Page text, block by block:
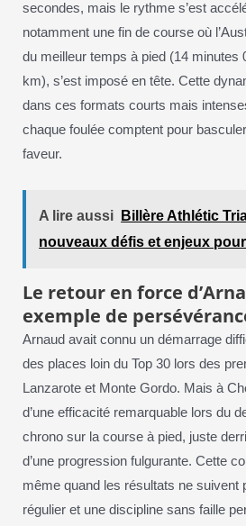
secondes, mais le rythme s’est
notamment une fin de course où
du meilleur temps à pied (14 minutes
km), s’est imposé en tête. Cette
dans ces formats courts mais
chaque foulée comptent pour
faveur.
A lire aussi
Billère Athlétic
nouveaux défis et enjeux
Le retour en force
exemple de
Arnaud avait connu un démarrage
des places loin du Top 30 lors des
Lanzarote et Monte Gordo. Mais à
d’une efficacité remarquable lors du
chrono sur la course à pied, juste
d’une progression fulgurante. Cette
même quand les résultats ne suivent
régulier et une discipline sans faille